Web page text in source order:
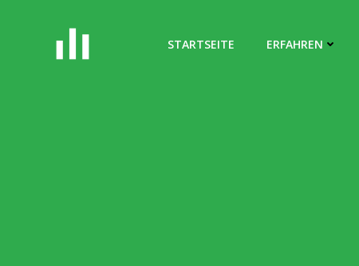
STARTSEITE ERFAHREN